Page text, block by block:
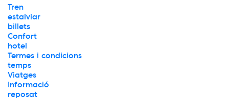
Tren
estalviar
billets
Confort
hotel
Termes i condicions
temps
Viatges
Informació
reposat